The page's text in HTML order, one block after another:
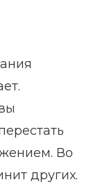
Во
других.